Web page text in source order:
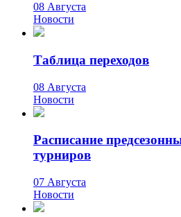
08 Августа
Новости
Таблица переходов
08 Августа
Новости
Расписание
турниров
07 Августа
Новости